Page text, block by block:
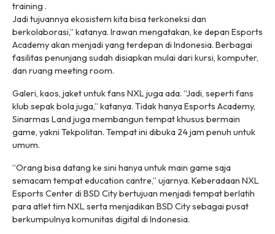
training .
Jadi tujuannya ekosistem kita bisa terkoneksi dan
berkolaborasi,” katanya. Irawan mengatakan, ke depan Esports
Academy akan menjadi yang terdepan di Indonesia. Berbagai
fasilitas penunjang sudah disiapkan mulai dari kursi, komputer,
dan ruang meeting room.
Galeri, kaos, jaket untuk fans NXL juga ada. “Jadi, seperti fans
klub sepak bola juga,” katanya. Tidak hanya Esports Academy,
Sinarmas Land juga membangun tempat khusus bermain
game, yakni Tekpolitan. Tempat ini dibuka 24 jam penuh untuk
umum.
“Orang bisa datang ke sini hanya untuk main game saja
semacam tempat education cantre,” ujarnya. Keberadaan NXL
Esports Center di BSD City bertujuan menjadi tempat berlatih
para atlet tim NXL serta menjadikan BSD City sebagai pusat
berkumpulnya komunitas digital di Indonesia.